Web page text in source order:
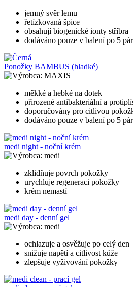
jemný svěr lemu
řetízkovaná špice
obsahují biogenické ionty stříbra
dodáváno pouze v balení po 5
Ponožky BAMBUS (hladké)
MAXIS
měkké a hebké na dotek
přirozené antibakteriální a
doporučovány pro citlivou
dodáváno pouze v balení po 5
medi night - noční krém
medi
zklidňuje povrch pokožky
urychluje regeneraci pokožky
krém nemastí
medi day - denní gel
medi
ochlazuje a osvěžuje po celý den
snižuje napětí a citlivost kůže
zlepšuje vyživování pokožky